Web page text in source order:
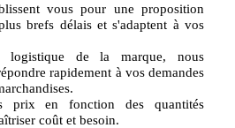
vous pour une proposition
brefs délais et s'adaptent à vos
logistique de la marque, nous
rapidement à vos demandes
prix en fonction des quantités
coût et besoin.